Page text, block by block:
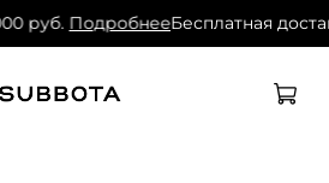
руб. ПодробнееБесплатная